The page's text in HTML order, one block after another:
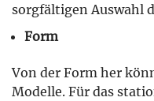
sorgfältigen Auswahl
Form
Von der Form her
Modelle. Für das